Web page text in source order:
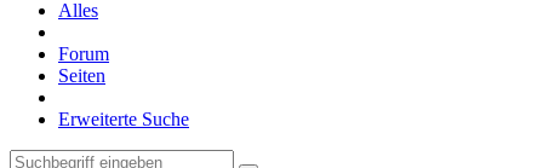
Alles
Forum
Seiten
Erweiterte Suche